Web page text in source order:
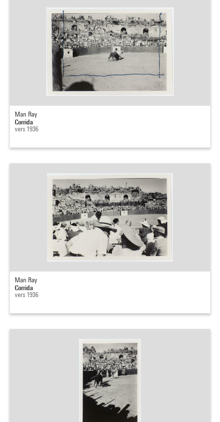
Man Ray
Corrida
vers 1936
Man Ray
Corrida
vers 1936